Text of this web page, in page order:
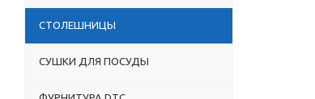
СТОЛЕШНИЦЫ
СУШКИ ДЛЯ ПОСУДЫ